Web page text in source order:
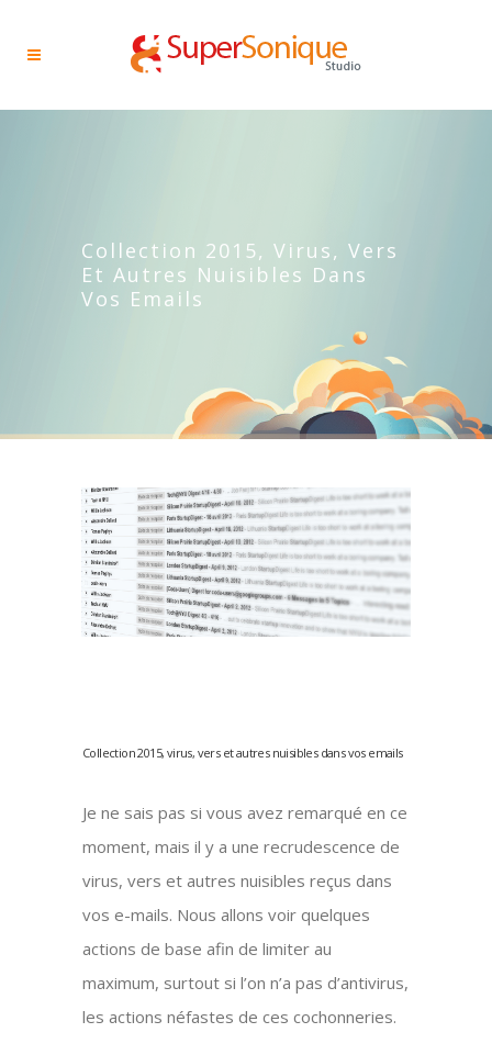
Collection 2015, Virus, Vers
Et Autres Nuisibles Dans
Vos Emails
Collection 2015, virus, vers et autres nuisibles dans vos emails
Je ne sais pas si vous avez remarqué en ce
moment, mais il y a une recrudescence de
virus, vers et autres nuisibles reçus dans
vos e-mails. Nous allons voir quelques
actions de base afin de limiter au
maximum, surtout si l’on n’a pas d’antivirus,
les actions néfastes de ces cochonneries.